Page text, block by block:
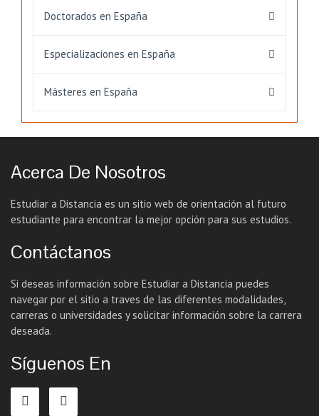
Doctorados en España
Especializaciones en España
Másteres en España
Acerca De Nosotros
Estudiar a Distancia es un sitio web de orientación al futuro
estudiante para encontrar la mejor opción para sus estudios.
Contáctanos
Si deseas información sobre Estudiar a Distancia puedes
navegar por el sitio a traves de las diferentes modalidades,
carreras o universidades y solicitar información sobre la carrera
deseada.
Síguenos En